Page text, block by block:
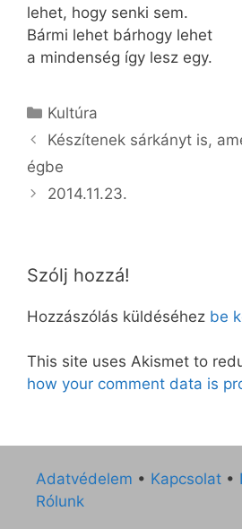
lehet, hogy senki sem.
Bármi lehet bárhogy lehet
a mindenség így lesz egy.
Kategória
Kultúra
Készítenek sárkányt is,
égbe
2014.11.23.
Szólj hozzá!
Hozzászólás küldéséhez be
This site uses Akismet to
how your comment data is
Adatvédelem • Kapcsolat •
Rólunk